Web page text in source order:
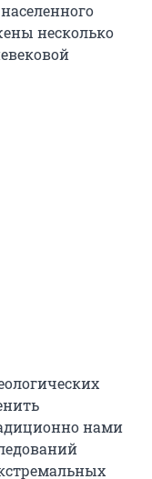
несколько
нами